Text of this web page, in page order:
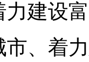
力建设
市、着